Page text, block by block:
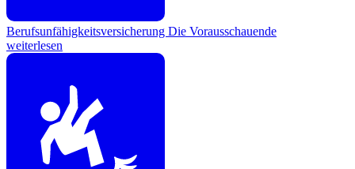
Berufsunfähigkeitsversicherung Die Vorausschauende
weiterlesen